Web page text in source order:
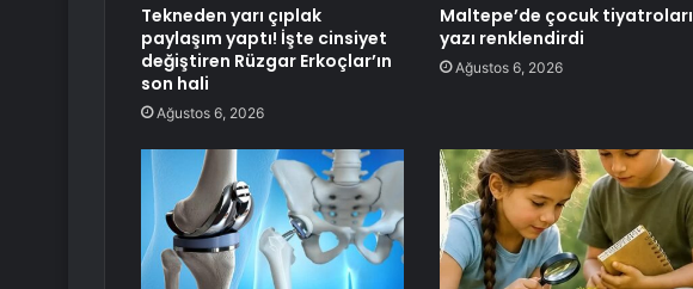
Tekneden yarı çıplak
paylaşım yaptı! İşte cinsiyet
değiştiren Rüzgar Erkoçlar’ın
son hali
Ağustos 6, 2026
Maltepe’de çocuk tiyatroları
yazı renklendirdi
Ağustos 6, 2026